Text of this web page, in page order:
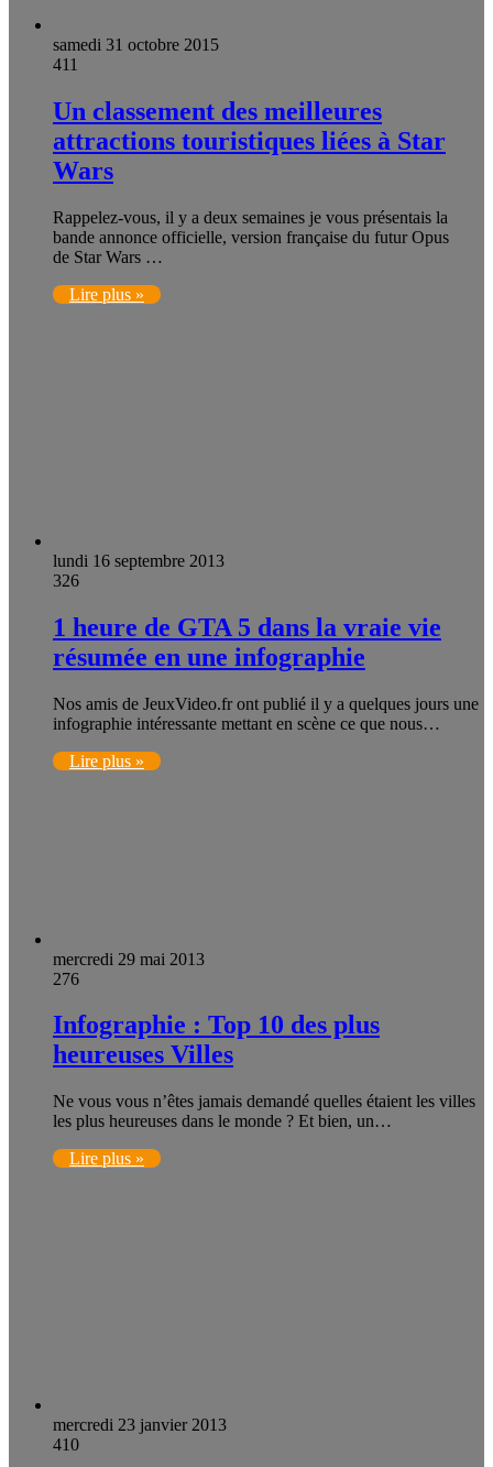
samedi 31 octobre 2015
411
Un classement des meilleures
attractions touristiques liées à Star
Wars
Rappelez-vous, il y a deux semaines je vous présentais la
bande annonce officielle, version française du futur Opus
de Star Wars …
Lire plus »
lundi 16 septembre 2013
326
1 heure de GTA 5 dans la vraie vie
résumée en une infographie
Nos amis de JeuxVideo.fr ont publié il y a quelques jours une
infographie intéressante mettant en scène ce que nous…
Lire plus »
mercredi 29 mai 2013
276
Infographie : Top 10 des plus
heureuses Villes
Ne vous vous n’êtes jamais demandé quelles étaient les villes
les plus heureuses dans le monde ? Et bien, un…
Lire plus »
mercredi 23 janvier 2013
410